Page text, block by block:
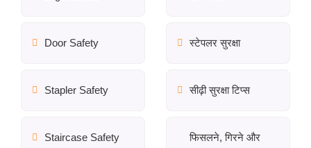
Door Safety
Stapler Safety
Staircase Safety
स्टेपलर सुरक्षा
सीढ़ी सुरक्षा टिप्स
फिसलने, गिरने और